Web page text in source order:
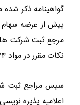
گواهینامه ذکر
پیش از عرضه سهام
مرجع ثبت شرکت ها
نکات مقرر در مواد ۱۷۴ و ۱۷۷ (ل. ا. ق. ت) باشد.
سپس مراجع ثبت
اعلامیه پذیره